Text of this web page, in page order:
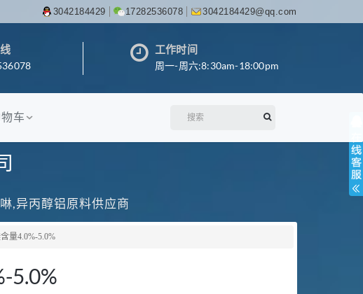
3042184429 17282536078 3042184429@qq.com
工作时间
周一-周六:8:30am-18:00pm
车
,异丙醇铝原料供应商
量4.0%-5.0%
5.0%